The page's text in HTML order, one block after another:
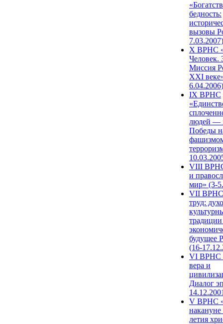
бедность:
вызовы
7.03.2007)
X ВРНС
Человек.
Миссия
XXI
6.04.2006)
IX ВРНС
людей —
Победы
VIII
и
мир» (3-
VII ВРНС
труд:
будущее
(16-
VI ВРНС
вера и
Диалог
V ВРНС
накануне
летия